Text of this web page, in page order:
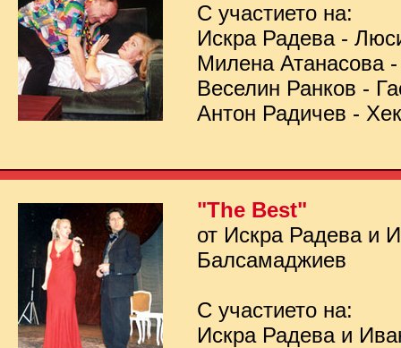
С участието на:
Искра Радева -
Милена Атанасова
Веселин Ранков -
Антон Радичев -
"The Best"
от Искра Радева и
Балсамаджиев
С участието на:
Искра Радева и